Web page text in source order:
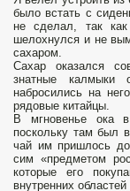
было встать с
не сделал, так
шелохнулся и не
сахаром.
Сахар оказался
знатные калмыки
набросились на
рядовые китайцы.
В мгновенье ока
поскольку там был
чай им пришлось
сим «предметом
которые его
внутренних